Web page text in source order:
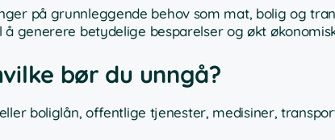
på grunnleggende behov som mat, bolig og
generere betydelige besparelser og økt
bør du unngå?
boliglån, offentlige tjenester, medisiner,